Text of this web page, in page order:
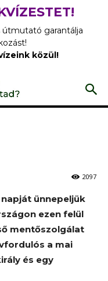
útmutató garantálja
közül!
2097
ünnepeljük
ezen felül
mentőszolgálat
a mai
és egy